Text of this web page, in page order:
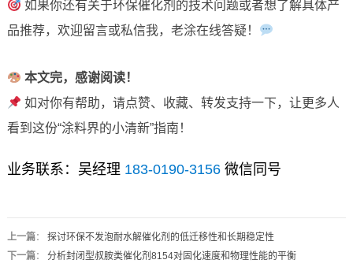
如果你还有关于环保催化剂的技术问题或者想了解具体产
品推荐，欢迎留言或私信我，老涂在线答疑！
本文完，感谢阅读！
如对你有帮助，请点赞、收藏、转发支持一下，让更多人
看到这份“涂料界的小清新”指南！
业务联系：吴经理 183-0190-3156微信同号
上一篇： 探讨环保不发泡耐水解催化剂的低迁移性和长期稳定性
下一篇： 分析封闭型叔胺类催化剂8154对固化速度和物理性能的平衡